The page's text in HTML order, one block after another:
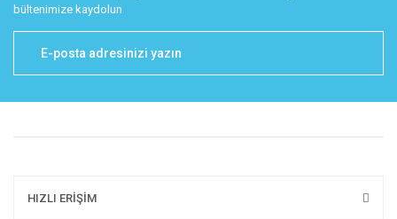
bültenimize kaydolun
HIZLI ERİŞİM